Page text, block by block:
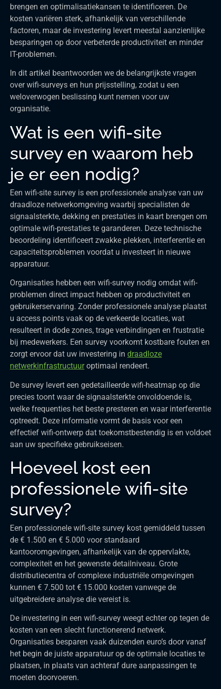
brengen en optimalisatiekansen te identificeren. De
kosten variëren sterk, afhankelijk van verschillende
factoren, maar de investering levert meestal aanzienlijke
besparingen op door verbeterde productiviteit en minder
IT-problemen.
In dit artikel beantwoorden we de belangrijkste vragen
over wifi-surveys en hun prijsstelling, zodat u een
weloverwogen beslissing kunt nemen voor uw
organisatie.
Wat is een wifi-site
survey en waarom heb
je er een nodig?
Een wifi-site survey is een professionele analyse van uw
draadloze netwerkomgeving waarbij specialisten de
signaalsterkte, dekking en prestaties in kaart brengen om
optimale wifi-prestaties te garanderen. Deze technische
beoordeling identificeert zwakke plekken, interferentie en
capaciteitsproblemen voordat u investeert in nieuwe
apparatuur.
Organisaties hebben een wifi-survey nodig omdat wifi-
problemen direct impact hebben op productiviteit en
gebruikerservaring. Zonder professionele analyse plaatst
u access points vaak op de verkeerde locaties, wat
resulteert in dode zones, trage verbindingen en frustratie
bij medewerkers. Een survey voorkomt kostbare fouten en
zorgt ervoor dat uw investering in draadloze
netwerkinfrastructuuroptimaal rendeert.
De survey levert een gedetailleerde wifi-heatmap op die
precies toont waar de signaalsterkte onvoldoende is,
welke frequenties het beste presteren en waar interferentie
optreedt. Deze informatie vormt de basis voor een
effectief wifi-ontwerp dat toekomstbestendig is en voldoet
aan uw specifieke gebruikseisen.
Hoeveel kost een
professionele wifi-site
survey?
Een professionele wifi-site survey kost gemiddeld tussen
de € 1.500 en € 5.000 voor standaard
kantooromgevingen, afhankelijk van de oppervlakte,
complexiteit en het gewenste detailniveau. Grote
distributiecentra of complexe industriële omgevingen
kunnen € 7.500 tot € 15.000 kosten vanwege de
uitgebreidere analyse die vereist is.
De investering in een wifi-survey weegt echter op tegen de
kosten van een slecht functionerend netwerk.
Organisaties besparen vaak duizenden euro’s door vanaf
het begin de juiste apparatuur op de optimale locaties te
plaatsen, in plaats van achteraf dure aanpassingen te
moeten doorvoeren.